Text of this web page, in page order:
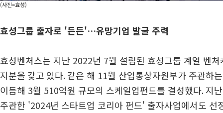
(사진=효성)
효성그룹 출자로 '든든'…유망기업 발굴 주력
효성벤처스는 지난 2022년 7월 설립된 효성그룹 계열 벤
지분을 갖고 있다.같은 해 11월 산업통상자원부가 주관하
이듬해 3월 510억원 규모의 스케일업펀드를 결성했다.지
주관한 '2024년 스타트업 코리아 펀드' 출자사업에서도 선